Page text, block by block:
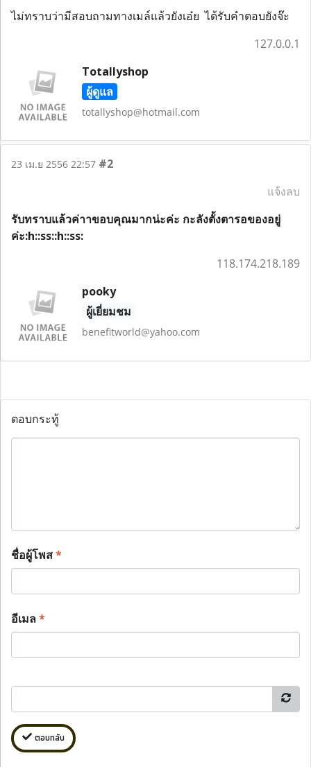
ไม่ทราบว่ามีสอบถามทางเมล์แล้วยังเอ๋ย ได้รับคำตอบยังจ๊ะ
127.0.0.1
Totallyshop
ผู้ดูแล
totallyshop@hotmail.com
23 เม.ย 2556 22:57 #2
แจ้งลบ
รับทราบแล้วค่าาขอบคุณมากน่ะค่ะ กะลังตั้งตารอของอยู่
ค่ะ:h::ss::h::ss:
118.174.218.189
pooky
ผู้เยี่ยมชม
benefitworld@yahoo.com
ตอบกระทู้
ชื่อผู้โพส*
อีเมล*
ตอบกลับ